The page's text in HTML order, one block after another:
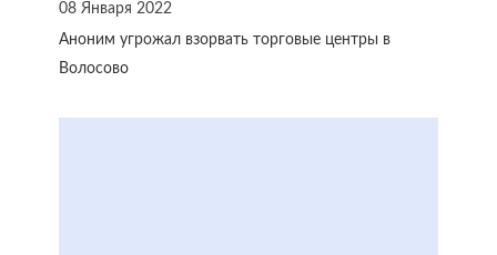
08 Января 2022
Аноним угрожал взорвать торговые центры в
Волосово